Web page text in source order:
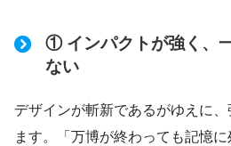
① インパクトが強く、
ない
デザインが斬新であるがゆえに
ます。「万博が終わっても記憶